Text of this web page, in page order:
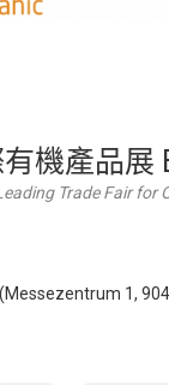
機產品展
Trade Fair for
1,